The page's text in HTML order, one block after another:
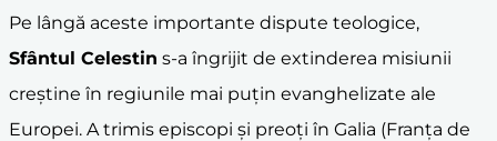
Pe lângă aceste importante dispute teologice,
Sfântul Celestin s-a îngrijit de extinderea misiunii
creștine în regiunile mai puțin evanghelizate ale
Europei. A trimis episcopi și preoți în Galia (Franța de